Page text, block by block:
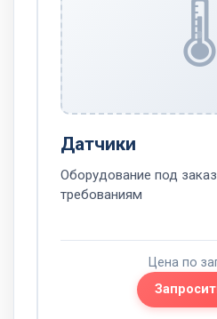
🌡️
Датчики
Оборудование под
требованиям
Цена по